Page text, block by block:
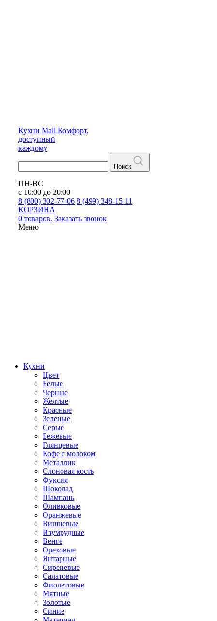
Кухни Mall Комфорт,
доступный
каждому
Поиск
ПН-ВС
с 10:00 до 20:00
8 (800) 302-77-06 8 (499) 348-15-11
КОРЗИНА
0 товаров. Заказать звонок
Меню
Кухни
Цвет
Белые
Черные
Желтые
Красные
Зеленые
Серые
Бежевые
Глянцевые
Кофе с молоком
Металлик
Слоновая кость
Фуксия
Шоколад
Шампань
Оливковые
Оранжевые
Вишневые
Изумрудные
Венге
Ореховые
Янтарные
Сиреневые
Салатовые
Фиолетовые
Мятные
Золотые
Синие